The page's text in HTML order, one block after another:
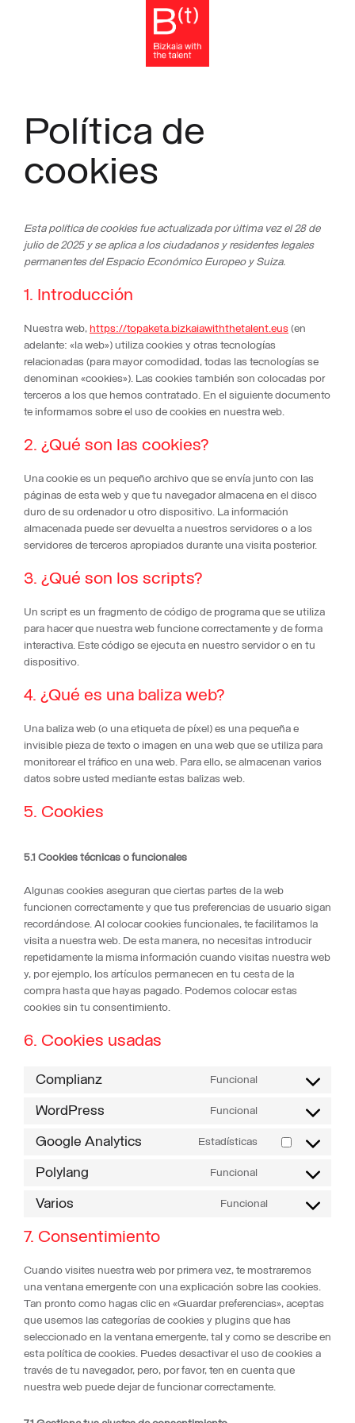
Política de
cookies
Esta política de cookies fue actualizada por última vez el 28 de
julio de 2025 y se aplica a los ciudadanos y residentes legales
permanentes del Espacio Económico Europeo y Suiza.
1. Introducción
Nuestra web, https://topaketa.bizkaiawiththetalent.eus (en
adelante: «la web») utiliza cookies y otras tecnologías
relacionadas (para mayor comodidad, todas las tecnologías se
denominan «cookies»). Las cookies también son colocadas por
terceros a los que hemos contratado. En el siguiente documento
te informamos sobre el uso de cookies en nuestra web.
2. ¿Qué son las cookies?
Una cookie es un pequeño archivo que se envía junto con las
páginas de esta web y que tu navegador almacena en el disco
duro de su ordenador u otro dispositivo. La información
almacenada puede ser devuelta a nuestros servidores o a los
servidores de terceros apropiados durante una visita posterior.
3. ¿Qué son los scripts?
Un script es un fragmento de código de programa que se utiliza
para hacer que nuestra web funcione correctamente y de forma
interactiva. Este código se ejecuta en nuestro servidor o en tu
dispositivo.
4. ¿Qué es una baliza web?
Una baliza web (o una etiqueta de píxel) es una pequeña e
invisible pieza de texto o imagen en una web que se utiliza para
monitorear el tráfico en una web. Para ello, se almacenan varios
datos sobre usted mediante estas balizas web.
5. Cookies
5.1 Cookies técnicas o funcionales
Algunas cookies aseguran que ciertas partes de la web
funcionen correctamente y que tus preferencias de usuario sigan
recordándose. Al colocar cookies funcionales, te facilitamos la
visita a nuestra web. De esta manera, no necesitas introducir
repetidamente la misma información cuando visitas nuestra web
y, por ejemplo, los artículos permanecen en tu cesta de la
compra hasta que hayas pagado. Podemos colocar estas
cookies sin tu consentimiento.
6. Cookies usadas
Complianz Funcional
Consent
complianz
WordPress Funcional
Consent
wordpress
Google Analytics Estadísticas
Consent
google-
Polylang Funcional
Consent
Varios Funcional
Consent
7. Consentimiento
Cuando visites nuestra web por primera vez, te mostraremos
una ventana emergente con una explicación sobre las cookies.
Tan pronto como hagas clic en «Guardar preferencias», aceptas
que usemos las categorías de cookies y plugins que has
seleccionado en la ventana emergente, tal y como se describe en
esta política de cookies. Puedes desactivar el uso de cookies a
través de tu navegador, pero, por favor, ten en cuenta que
nuestra web puede dejar de funcionar correctamente.